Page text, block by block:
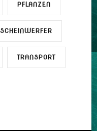
PFLANZEN
SCHEINWERFER
TRANSPORT